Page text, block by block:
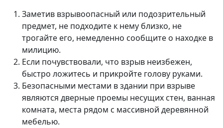
Заметив взрывоопасный или подозрительный
предмет, не подходите к нему близко, не
трогайте его, немедленно сообщите о находке в
милицию.
Если почувствовали, что взрыв неизбежен,
быстро ложитесь и прикройте голову руками.
Безопасными местами в здании при взрыве
являются дверные проемы несущих стен, ванная
комната, места рядом с массивной деревянной
мебелью.